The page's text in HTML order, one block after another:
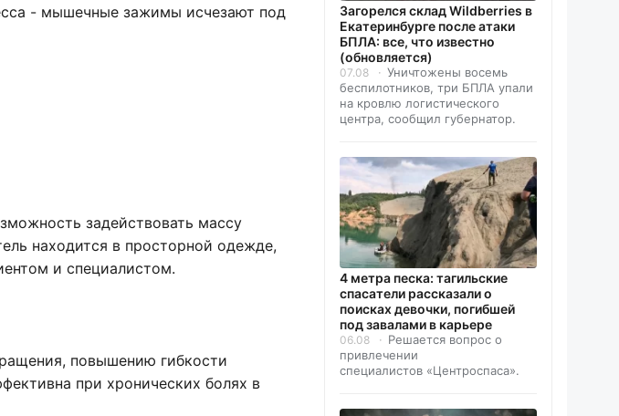
- мышечные зажимы исчезают под
задействовать массу
находится в просторной одежде,
и специалистом.
повышению гибкости
при хронических болях в
Загорелся склад Wildberries в
Екатеринбурге после атаки
БПЛА: все, что известно
(обновляется)
07.08
Уничтожены восемь
беспилотников, три БПЛА упали
на кровлю логистического
центра, сообщил губернатор.
4 метра песка: тагильские
спасатели рассказали о
поисках девочки, погибшей
под завалами в карьере
06.08
Решается вопрос о
привлечении
специалистов «Центроспаса».